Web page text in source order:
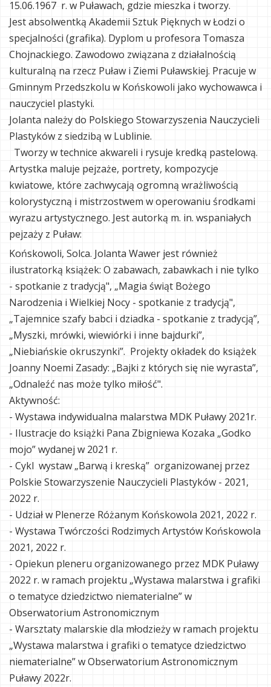
15.06.1967 r. w Puławach, gdzie mieszka i tworzy.
Jest absolwentką Akademii Sztuk Pięknych w Łodzi o
specjalności (grafika). Dyplom u profesora Tomasza
Chojnackiego. Zawodowo związana z działalnością
kulturalną na rzecz Puław i Ziemi Puławskiej. Pracuje w
Gminnym Przedszkolu w Końskowoli jako wychowawca i
nauczyciel plastyki.
Jolanta należy do Polskiego Stowarzyszenia Nauczycieli
Plastyków z siedzibą w Lublinie.
Tworzy w technice akwareli i rysuje kredką pastelową.
Artystka maluje pejzaże, portrety, kompozycje
kwiatowe, które zachwycają ogromną wrażliwością
kolorystyczną i mistrzostwem w operowaniu środkami
wyrazu artystycznego. Jest autorką m. in. wspaniałych
pejzaży z Puław:
Końskowoli, Solca. Jolanta Wawer jest również
ilustratorką książek: O zabawach, zabawkach i nie tylko
- spotkanie z tradycją", „Magia świąt Bożego
Narodzenia i Wielkiej Nocy - spotkanie z tradycją",
„Tajemnice szafy babci i dziadka - spotkanie z tradycją”,
„Myszki, mrówki, wiewiórki i inne bajdurki”,
„Niebiańskie okruszynki”. Projekty okładek do książek
Joanny Noemi Zasady: „Bajki z których się nie wyrasta”,
„Odnaleźć nas może tylko miłość".
Aktywność:
- Wystawa indywidualna malarstwa MDK Puławy 2021r.
- Ilustracje do książki Pana Zbigniewa Kozaka „Godko
mojo” wydanej w 2021 r.
- Cykl wystaw „Barwą i kreską” organizowanej przez
Polskie Stowarzyszenie Nauczycieli Plastyków - 2021,
2022 r.
- Udział w Plenerze Różanym Końskowola 2021, 2022 r.
- Wystawa Twórczości Rodzimych Artystów Końskowola
2021, 2022 r.
- Opiekun pleneru organizowanego przez MDK Puławy
2022 r. w ramach projektu „Wystawa malarstwa i grafiki
o tematyce dziedzictwo niematerialne” w
Obserwatorium Astronomicznym
- Warsztaty malarskie dla młodzieży w ramach projektu
„Wystawa malarstwa i grafiki o tematyce dziedzictwo
niematerialne” w Obserwatorium Astronomicznym
Puławy 2022r.